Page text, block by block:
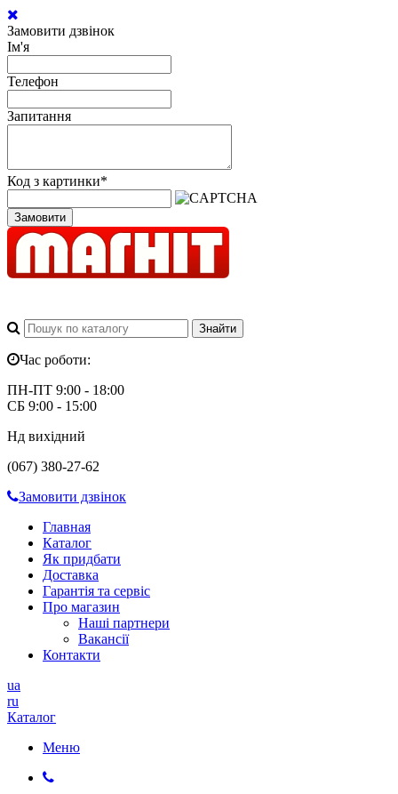
Замовити дзвінок
Ім'я
Телефон
Запитання
Код з картинки*
Замовити
Час роботи:
ПН-ПТ 9:00 - 18:00
СБ 9:00 - 15:00
Нд вихідний
(067) 380-27-62
Замовити дзвінок
Главная
Каталог
Як придбати
Доставка
Гарантія та сервіс
Про магазин
Наші партнери
Вакансії
Контакти
ua
ru
Каталог
Меню